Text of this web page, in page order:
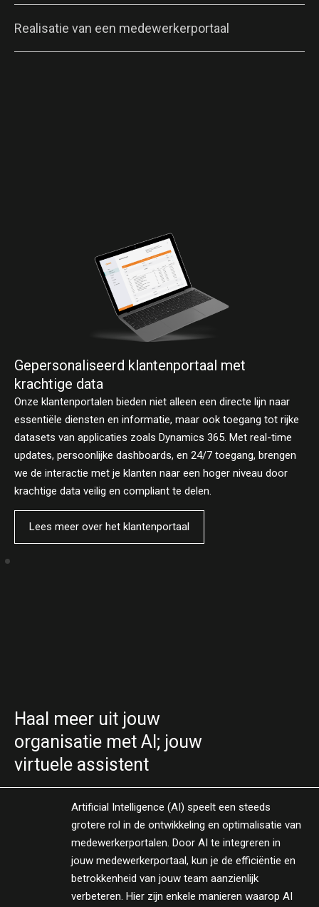
Realisatie van een medewerkerportaal
Gepersonaliseerd klantenportaal met
krachtige data
Onze klantenportalen bieden niet alleen een directe lijn naar
essentiële diensten en informatie, maar ook toegang tot rijke
datasets van applicaties zoals Dynamics 365. Met real-time
updates, persoonlijke dashboards, en 24/7 toegang, brengen
we de interactie met je klanten naar een hoger niveau door
krachtige data veilig en compliant te delen.
Lees meer over het klantenportaal
Haal meer uit jouw
organisatie met AI; jouw
virtuele assistent
Artificial Intelligence (AI) speelt een steeds
grotere rol in de ontwikkeling en optimalisatie van
medewerkerportalen. Door AI te integreren in
jouw medewerkerportaal, kun je de efficiëntie en
betrokkenheid van jouw team aanzienlijk
verbeteren. Hier zijn enkele manieren waarop AI